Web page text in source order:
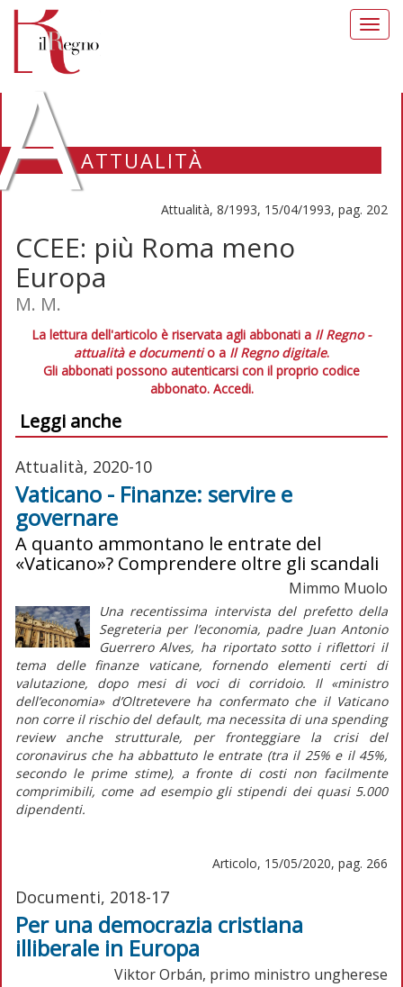
ATTUALITÀ
Attualità, 8/1993, 15/04/1993, pag. 202
CCEE: più Roma meno
Europa
M. M.
La lettura dell'articolo è riservata agli abbonati a Il Regno -
attualità e documentio a Il Regno digitale.
Gli abbonati possono autenticarsi con il proprio codice
abbonato. Accedi.
Leggi anche
Attualità, 2020-10
Vaticano - Finanze: servire e
governare
A quanto ammontano le entrate del
«Vaticano»? Comprendere oltre gli scandali
Mimmo Muolo
Una recentissima intervista del prefetto della
Segreteria per l’economia, padre Juan Antonio
Guerrero Alves, ha riportato sotto i riflettori il
tema delle finanze vaticane, fornendo elementi certi di
valutazione, dopo mesi di voci di corridoio. Il «ministro
dell’economia» d’Oltretevere ha confermato che il Vaticano
non corre il rischio del default, ma necessita di una spending
review anche strutturale, per fronteggiare la crisi del
coronavirus che ha abbattuto le entrate (tra il 25% e il 45%,
secondo le prime stime), a fronte di costi non facilmente
comprimibili, come ad esempio gli stipendi dei quasi 5.000
dipendenti.
Articolo, 15/05/2020, pag. 266
Documenti, 2018-17
Per una democrazia cristiana
illiberale in Europa
Viktor Orbán, primo ministro ungherese